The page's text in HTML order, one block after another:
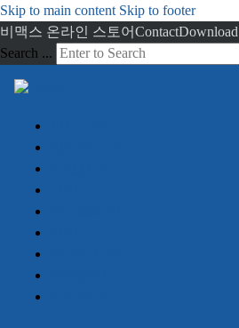
Skip to main content Skip to footer
비맥스 온라인 스토어ContactDownload
Search ...